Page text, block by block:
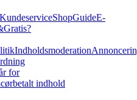
KundeserviceShopGuideE-
Indholdsmoderation
for
indhold